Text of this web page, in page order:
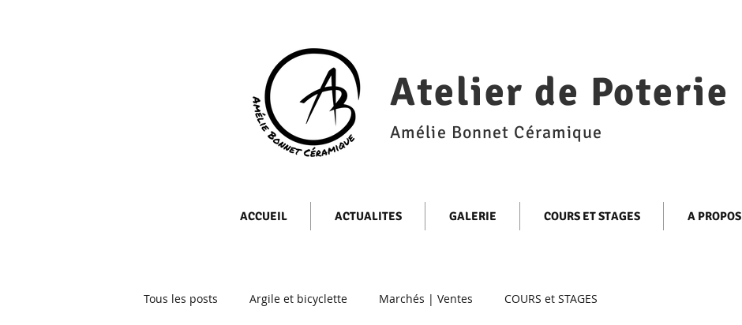
Atelier de Poterie
Amélie Bonnet Céramique
ACCUEIL ACTUALITES GALERIE COURS ET STAGES A PROPOS
Tous les posts Argile et bicyclette Marchés | Ventes COURS et STAGES